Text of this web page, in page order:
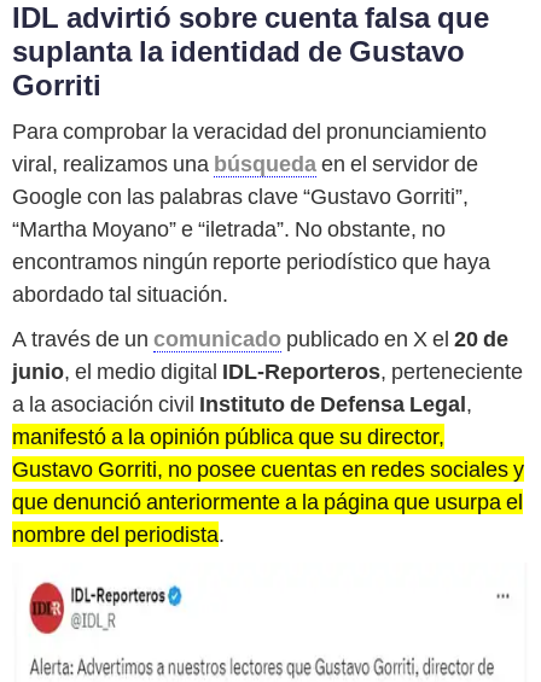
IDL advirtió sobre cuenta falsa que
suplanta la identidad de Gustavo
Gorriti
Para comprobar la veracidad del pronunciamiento
viral, realizamos una búsquedaen el servidor de
Google con las palabras clave “Gustavo Gorriti”,
“Martha Moyano” e “iletrada”. No obstante, no
encontramos ningún reporte periodístico que haya
abordado tal situación.
A través de un comunicado publicado en X el 20 de
junio, el medio digital IDL-Reporteros, perteneciente
a la asociación civil Instituto de Defensa Legal,
manifestó a la opinión pública que su director,
Gustavo Gorriti, no posee cuentas en redes sociales y
que denunció anteriormente a la página que usurpa el
nombre del periodista.